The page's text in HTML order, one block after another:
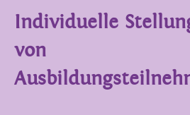
Individuelle
von